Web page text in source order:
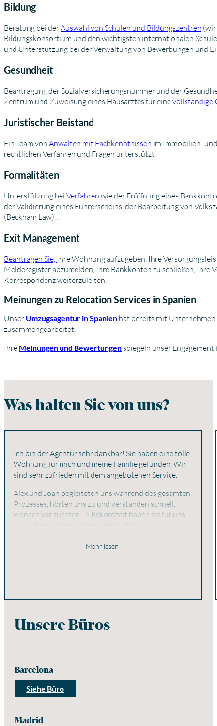
Bildung
Beratung bei derAuswahl von Schulen und Bildungszentren
Bildungskonsortium und den wichtigsten internationalen
und Unterstützung bei der Verwaltung von Bewerbungen und
Gesundheit
Beantragung der Sozialversicherungsnummer und der
Zentrum und Zuweisung eines Hausarztes für einevollständige
Juristischer Beistand
Ein Team von Anwälten mit Fachkenntnissen im Immobilien-
rechtlichen Verfahren und Fragen unterstützt.
Formalitäten
Unterstützung bei Verfahren wie der Eröffnung eines
der Validierung eines Führerscheins, der Bearbeitung von
(Beckham Law)…
Exit Management
Beantragen Sie, Ihre Wohnung aufzugeben, Ihre
Melderegister abzumelden, Ihre Bankkonten zu schließen, Ihre
Korrespondenz weiterzuleiten.
Meinungen zu Relocation Services in Spanien
Unser Umzugsagentur in Spanien hat bereits mit Unternehmen
zusammengearbeitet.
Ihre Meinungen und Bewertungen spiegeln unser
Was halten Sie von uns?
Ich bin der Agentur sehr dankbar! Sie haben eine tolle
Wohnung für mich und meine Familie gefunden. Wir
sind sehr zufrieden mit dem angebotenen Service.
Alex und Joan begleiteten uns während des gesamten
Prozesses, hörten uns zu und verstanden schnell,
wonach wir suchten. In Rekordzeit haben sie für uns
zum Detail zeichnen sie aus. Ausgezeichnete Arbeit!
Mehr lesen
Unsere Büros
Barcelona
Siehe Büro
Madrid